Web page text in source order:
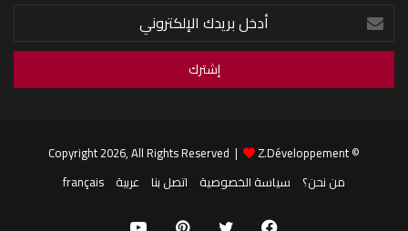
أدخل
بريدك
الإلكتروني
© Copyright 2026, All Rights Reserved |
Z.Développement
من نحن؟
سياسة الخصوصية اتصل بنا عربية français